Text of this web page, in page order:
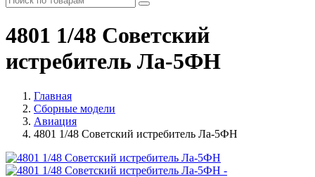
4801 1/48 Советский
истребитель Ла-5ФН
Главная
Сборные модели
Авиация
4801 1/48 Советский истребитель Ла-5ФН